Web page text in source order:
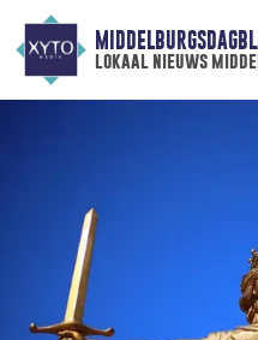
lokaal nieuws